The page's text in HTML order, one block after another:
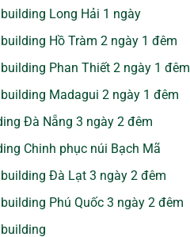
Long Hải 1 ngày
Hồ Tràm 2 ngày 1 đêm
Phan Thiết 2 ngày 1 đêm
Madagui 2 ngày 1 đêm
Đà Nẵng 3 ngày 2 đêm
Chinh phục núi Bạch Mã
Đà Lạt 3 ngày 2 đêm
Phú Quốc 3 ngày 2 đêm